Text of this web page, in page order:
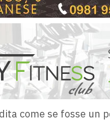
come se fosse un